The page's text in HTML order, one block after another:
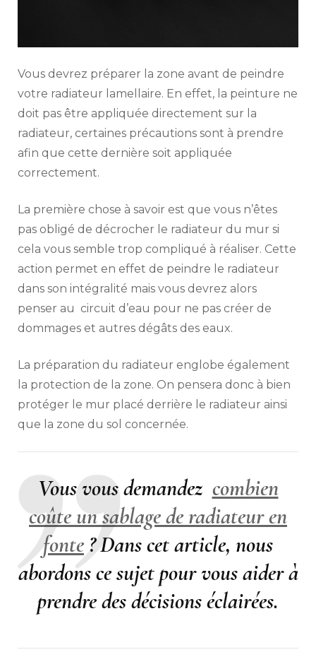
Vous devrez préparer la zone avant de peindre
votre radiateur lamellaire. En effet, la peinture ne
doit pas être appliquée directement sur la
radiateur, certaines précautions sont à prendre
afin que cette dernière soit appliquée
correctement.
La première chose à savoir est que vous n’êtes
pas obligé de décrocher le radiateur du mur si
cela vous semble trop compliqué à réaliser. Cette
action permet en effet de peindre le radiateur
dans son intégralité mais vous devrez alors
penser au circuit d’eau pour ne pas créer de
dommages et autres dégâts des eaux.
La préparation du radiateur englobe également
la protection de la zone. On pensera donc à bien
protéger le mur placé derrière le radiateur ainsi
que la zone du sol concernée.
Vous vous demandez combien
coûte un sablage de radiateur en
fonte ? Dans cet article, nous
abordons ce sujet pour vous aider à
prendre des décisions éclairées.